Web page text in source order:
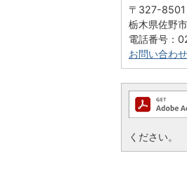
〒327-8501
栃木県佐野
電話番号：
お問い合わ
ください。